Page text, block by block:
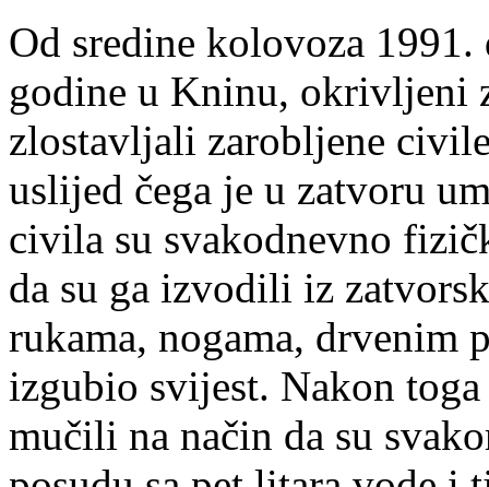
Od sredine kolovoza
godine u Kninu, okrivljeni
zlostavljali zarobljene
uslijed čega je u zatvoru
civila su svakodnevno
da su ga izvodili iz
rukama, nogama, drvenim
izgubio svijest. Nakon
mučili na način da su